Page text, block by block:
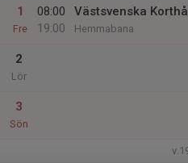
1
Fre
08:00
19:00
Västsvenska
Hemmabana
2
Lör
3
Sön